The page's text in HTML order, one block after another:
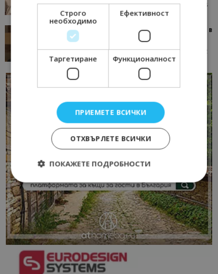
AI Travel Economy с Елица Стоилова 05/08/2026 08:28
Тим Браун: Хотелите губят пари заради грешки в
данните и липсващи...
AI Travel Economy с Елица Стоилова 13/07/2026 09:02
Строго
необходимо
Ефективност
Таргетиране Функционалност
ПРИЕМЕТЕ ВСИЧКИ
ОТХВЪРЛЕТЕ ВСИЧКИ
ПОКАЖЕТЕ ПОДРОБНОСТИ
Строго необходимо
Ефективност
Таргетиране
Функционалност
Строго необходимите бисквитки позволяват
основната функционалност на уебсайта, като
потребителско влизане и управление на
акаунта. Уебсайтът не може да се използва
правилно без строго необходими бисквитки.